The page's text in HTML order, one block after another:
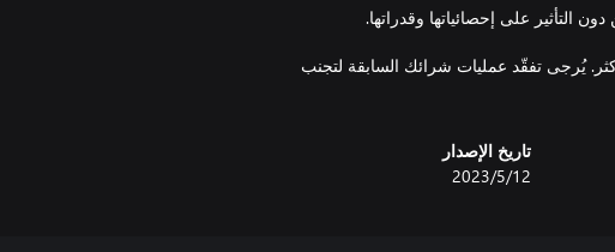
يُرجى تفقّد عمليات شرائك السابقة لتجنب
تاريخ الإصدار
12‏/5‏/2023